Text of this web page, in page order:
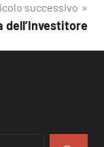
successivo
dell’Investitore